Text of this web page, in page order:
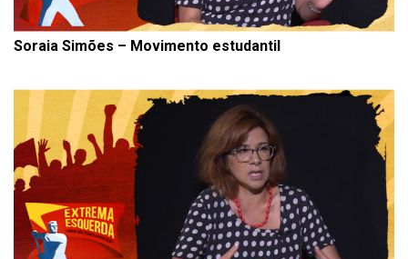
Soraia Simões – Movimento estudantil